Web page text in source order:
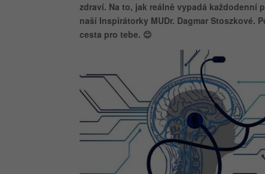
zdraví. Na to, jak reálně vypadá každodenní
naší Inspirátorky MUDr. Dagmar
cesta pro tebe. 😊